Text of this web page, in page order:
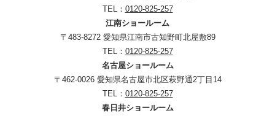
TEL： 0120-825-257
江南ショールーム
〒483-8272 愛知県江南市古知野町北屋敷89
TEL： 0120-825-257
名古屋ショールーム
〒462-0026 愛知県名古屋市北区萩野通2丁目14
TEL： 0120-825-257
春日井ショールーム